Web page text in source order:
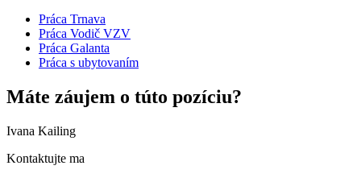
Práca Trnava
Práca Vodič VZV
Práca Galanta
Práca s ubytovaním
Máte záujem o túto pozíciu?
Ivana Kailing
Kontaktujte ma